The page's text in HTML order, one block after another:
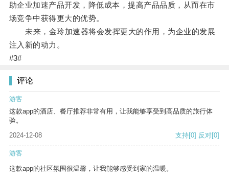
助企业加速产品开发，降低成本，提高产品品质，从而在市
场竞争中获得更大的优势。
未来，金玲加速器将会发挥更大的作用，为企业的发展
注入新的动力。
#3#
评论
游客
这款app的酒店、餐厅推荐非常有用，让我能够享受到高品质的旅行体
验。
2024-12-08
支持[0] 反对[0]
游客
这款app的社区氛围很温馨，让我能够感受到家的温暖。